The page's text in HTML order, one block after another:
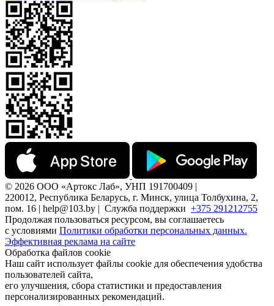
© 2026 ООО «Артокс Лаб», УНП 191700409 |
220012, Республика Беларусь, г. Минск, улица Толбухина, 2,
пом. 16 | help@103.by | Служба поддержки +375 291212755
Продолжая пользоваться ресурсом, вы соглашаетесь
с условиями Политики обработки персональных данных.
Эффективная реклама на сайте
Обработка файлов cookie
Наш сайт использует файлы cookie для обеспечения удобства
пользователей сайта,
его улучшения, сбора статистики и предоставления
персонализированных рекомендаций.